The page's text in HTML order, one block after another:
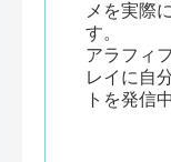
メを実際
す。
アラフィ
レイに自
トを発信中